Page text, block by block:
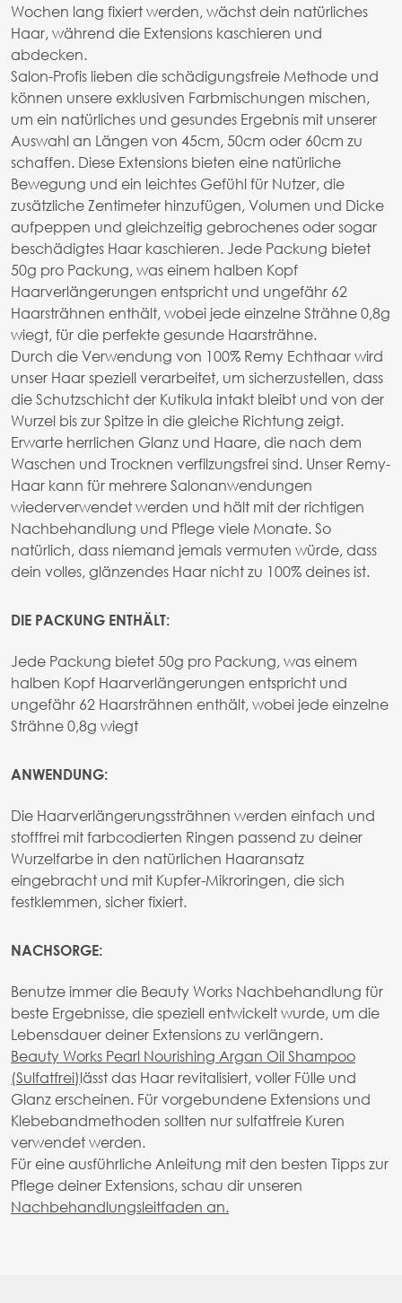
Wochen lang fixiert werden, wächst dein natürliches
Haar, während die Extensions kaschieren und
abdecken.
Salon-Profis lieben die schädigungsfreie Methode und
können unsere exklusiven Farbmischungen mischen,
um ein natürliches und gesundes Ergebnis mit unserer
Auswahl an Längen von 45cm, 50cm oder 60cm zu
schaffen. Diese Extensions bieten eine natürliche
Bewegung und ein leichtes Gefühl für Nutzer, die
zusätzliche Zentimeter hinzufügen, Volumen und Dicke
aufpeppen und gleichzeitig gebrochenes oder sogar
beschädigtes Haar kaschieren. Jede Packung bietet
50g pro Packung, was einem halben Kopf
Haarverlängerungen entspricht und ungefähr 62
Haarsträhnen enthält, wobei jede einzelne Strähne 0,8g
wiegt, für die perfekte gesunde Haarsträhne.
Durch die Verwendung von 100% Remy Echthaar wird
unser Haar speziell verarbeitet, um sicherzustellen, dass
die Schutzschicht der Kutikula intakt bleibt und von der
Wurzel bis zur Spitze in die gleiche Richtung zeigt.
Erwarte herrlichen Glanz und Haare, die nach dem
Waschen und Trocknen verfilzungsfrei sind. Unser Remy-
Haar kann für mehrere Salonanwendungen
wiederverwendet werden und hält mit der richtigen
Nachbehandlung und Pflege viele Monate. So
natürlich, dass niemand jemals vermuten würde, dass
dein volles, glänzendes Haar nicht zu 100% deines ist.
DIE PACKUNG ENTHÄLT:
Jede Packung bietet 50g pro Packung, was einem
halben Kopf Haarverlängerungen entspricht und
ungefähr 62 Haarsträhnen enthält, wobei jede einzelne
Strähne 0,8g wiegt
ANWENDUNG:
Die Haarverlängerungssträhnen werden einfach und
stofffrei mit farbcodierten Ringen passend zu deiner
Wurzelfarbe in den natürlichen Haaransatz
eingebracht und mit Kupfer-Mikroringen, die sich
festklemmen, sicher fixiert.
NACHSORGE:
Benutze immer die Beauty Works Nachbehandlung für
beste Ergebnisse, die speziell entwickelt wurde, um die
Lebensdauer deiner Extensions zu verlängern.
Beauty Works Pearl Nourishing Argan Oil Shampoo
(Sulfatfrei)lässt das Haar revitalisiert, voller Fülle und
Glanz erscheinen. Für vorgebundene Extensions und
Klebebandmethoden sollten nur sulfatfreie Kuren
verwendet werden.
Für eine ausführliche Anleitung mit den besten Tipps zur
Pflege deiner Extensions, schau dir unseren
Nachbehandlungsleitfaden an.